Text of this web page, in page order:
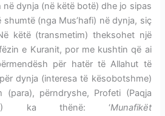
dynja (në këtë botë) dhe jo sipas
(nga Mus’hafi) në dynja, siç
këtë (transmetim) theksohet një
e Kuranit, por me kushtin që ai
për hatër të Allahut të
dynja (interesa të kësobotshme)
përndryshe, Profeti (Paqja
ka thënë: ‘Munafikët